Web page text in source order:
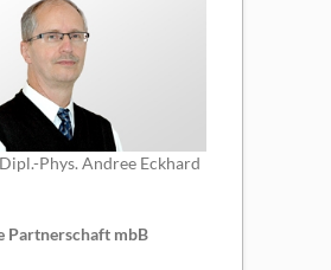
Phys. Andree Eckhard
Partnerschaft mbB